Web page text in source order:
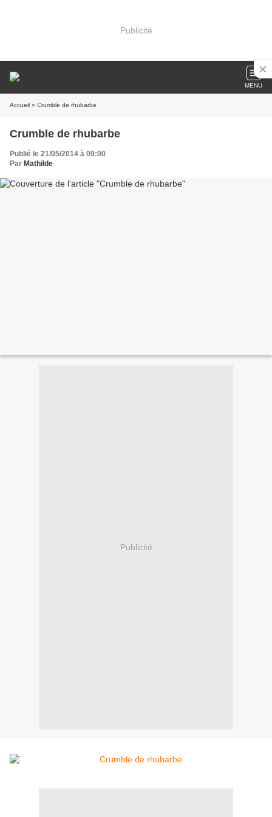
Publicité
MENU
Accueil » Crumble de rhubarbe
Crumble de rhubarbe
Publié le 21/05/2014 à 09:00
Par Mathilde
Publicité